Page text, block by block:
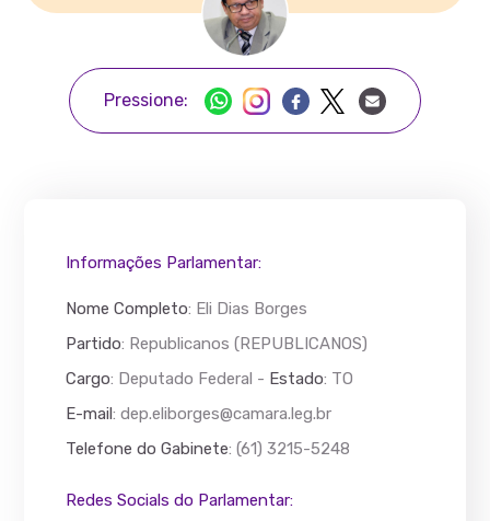
Pressione:
Informações Parlamentar:
Nome Completo: Eli Dias Borges
Partido: Republicanos (REPUBLICANOS)
Cargo: Deputado Federal - Estado: TO
E-mail:dep.eliborges@camara.leg.br
Telefone do Gabinete: (61) 3215-5248
Redes Socials do Parlamentar: